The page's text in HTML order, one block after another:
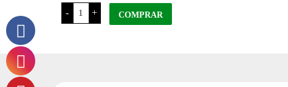
-
Don
Bosco
Aceite
+ COMPRAR